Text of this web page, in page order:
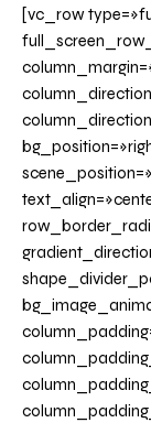
[vc_row